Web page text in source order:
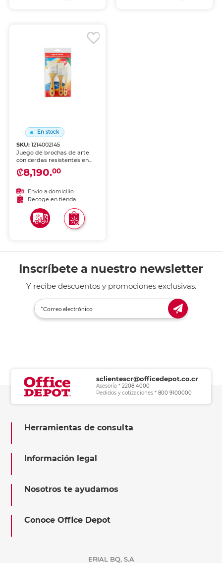
En stock
SKU:1214002145
Juego de brochas de arte
con cerdas resistentes en
distintos tamaños. Aptas
para pintura, manualidades
artístico.
₡8,190.00
Envío a domicilio
Recoge en tienda
Inscríbete a nuestro newsletter
Y recibe descuentos y promociones exclusivas.
sclientescr@officedepot.co.cr
Asesoría *2208 4000
Pedidos y cotizaciones *800 9100000
Herramientas de consulta
Información legal
Nosotros te ayudamos
Conoce Office Depot
ERIAL BQ, S.A